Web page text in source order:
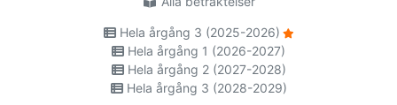
Hela årgång 3 (2025-2026)
Hela årgång 1 (2026-2027)
Hela årgång 2 (2027-2028)
Hela årgång 3 (2028-2029)